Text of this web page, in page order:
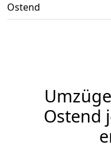
Ostend
Ostend